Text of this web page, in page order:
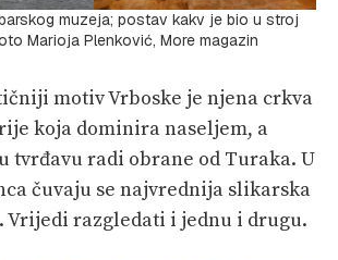
muzeja; postav kakv je bio u stroj
Marioja Plenković, More magazin
motiv Vrboske je njena crkva
koja dominira naseljem, a
tvrđavu radi obrane od Turaka. U
čuvaju se najvrednija slikarska
Vrijedi razgledati i jednu i drugu.